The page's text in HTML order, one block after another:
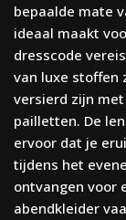
bepaalde mate
ideaal maakt
dresscode
van luxe stoffen
versierd zijn
pailletten. De
ervoor dat je
tijdens het
ontvangen voor
abendkleider